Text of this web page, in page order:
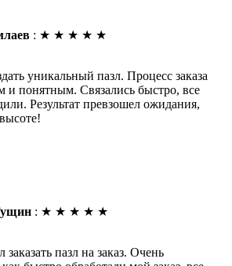
: ★ ★ ★ ★ ★
уникальный пазл. Процесс заказа
и понятным. Связались быстро, все
Результат превзошел ожидания,
: ★ ★ ★ ★ ★
пазл на заказ. Очень